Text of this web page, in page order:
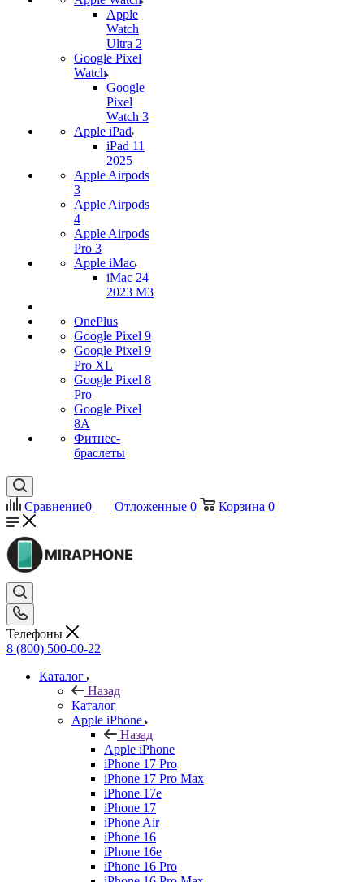
Apple
Watch
Ultra 2
Google Pixel
Watch
Google
Pixel
Watch 3
Apple iPad
iPad 11
2025
Apple Airpods
3
Apple Airpods
4
Apple Airpods
Pro 3
Apple iMac
iMac 24
2023 M3
OnePlus
Google Pixel 9
Google Pixel 9
Pro XL
Google Pixel 8
Pro
Google Pixel
8A
Фитнес-
браслеты
Сравнение0 Отложенные 0 Корзина 0
Телефоны
8 (800) 500-00-22
Каталог
Назад
Каталог
Apple iPhone
Назад
Apple iPhone
iPhone 17 Pro
iPhone 17 Pro Max
iPhone 17e
iPhone 17
iPhone Air
iPhone 16
iPhone 16e
iPhone 16 Pro